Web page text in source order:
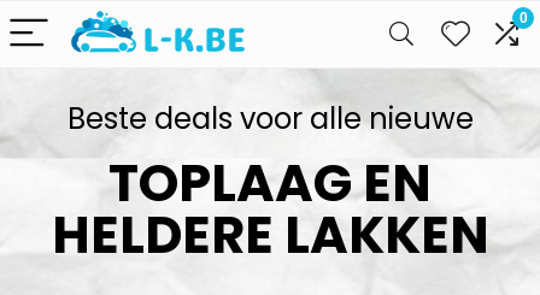
0
Beste deals voor alle nieuwe
TOPLAAG EN
HELDERE LAKKEN